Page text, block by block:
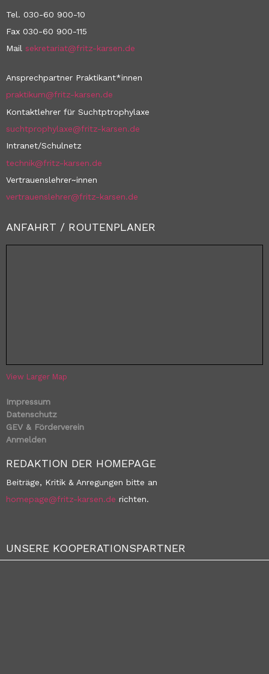
Tel. 030-60 900-10
Fax 030-60 900-115
Mail sekretariat@fritz-karsen.de
Ansprechpartner Praktikant*innen
praktikum@fritz-karsen.de
Kontaktlehrer für Suchtptrophylaxe
suchtprophylaxe@fritz-karsen.de
Intranet/Schulnetz
technik@fritz-karsen.de
Vertrauenslehrer~innen
vertrauenslehrer@fritz-karsen.de
ANFAHRT / ROUTENPLANER
View Larger Map
Impressum
Datenschutz
GEV & Förderverein
Anmelden
REDAKTION DER HOMEPAGE
Beiträge, Kritik & Anregungen bitte an
homepage@fritz-karsen.de richten.
UNSERE KOOPERATIONSPARTNER